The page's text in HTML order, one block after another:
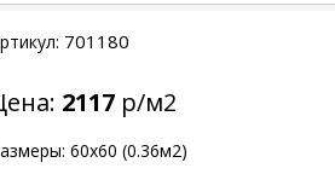
701180
2117 р/м2
60х60 (0.36м2)